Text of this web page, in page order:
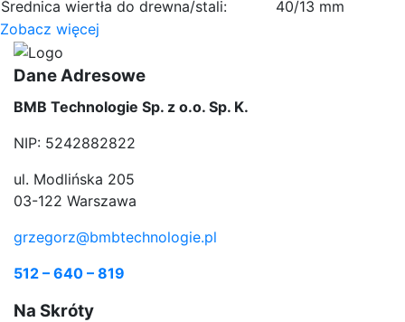
Średnica wiertła do drewna/stali:
40/13 mm
Zobacz więcej
Dane Adresowe
BMB Technologie Sp. z o.o. Sp. K.
NIP: 5242882822
ul. Modlińska 205
03-122 Warszawa
grzegorz@bmbtechnologie.pl
512 – 640 – 819
Na Skróty